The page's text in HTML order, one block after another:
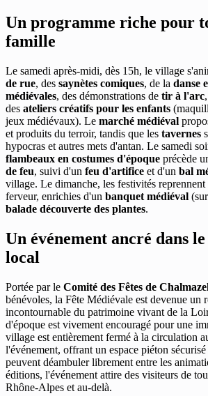
Un programme riche pour
famille
Le samedi après-midi, dès 15h, le village
de rue, des saynètes comiques, de la danse
médiévales, des démonstrations de tir à l'arc
des ateliers créatifs pour les enfants
jeux médiévaux). Le marché médiéval
et produits du terroir, tandis que les tavernes
hypocras et autres mets d'antan. Le samedi
flambeaux en costumes d'époque précède
de feu, suivi d'un feu d'artifice et d'un bal
village. Le dimanche, les festivités reprennent
ferveur, enrichies d'un banquet médiéval
balade découverte des plantes.
Un événement ancré dans
local
Portée par le Comité des Fêtes de
bénévoles, la Fête Médiévale est devenue un
incontournable du patrimoine vivant de la
d'époque est vivement encouragé pour une
village est entièrement fermé à la circulation
l'événement, offrant un espace piéton
peuvent déambuler librement entre les
éditions, l'événement attire des visiteurs de
Rhône-Alpes et au-delà.